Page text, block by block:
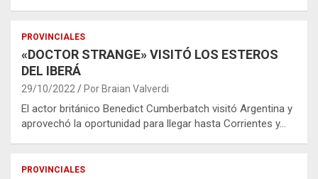
PROVINCIALES
«DOCTOR STRANGE» VISITÓ LOS ESTEROS
DEL IBERÁ
29/10/2022 Por Braian Valverdi
El actor británico Benedict Cumberbatch visitó Argentina y
aprovechó la oportunidad para llegar hasta Corrientes y…
PROVINCIALES